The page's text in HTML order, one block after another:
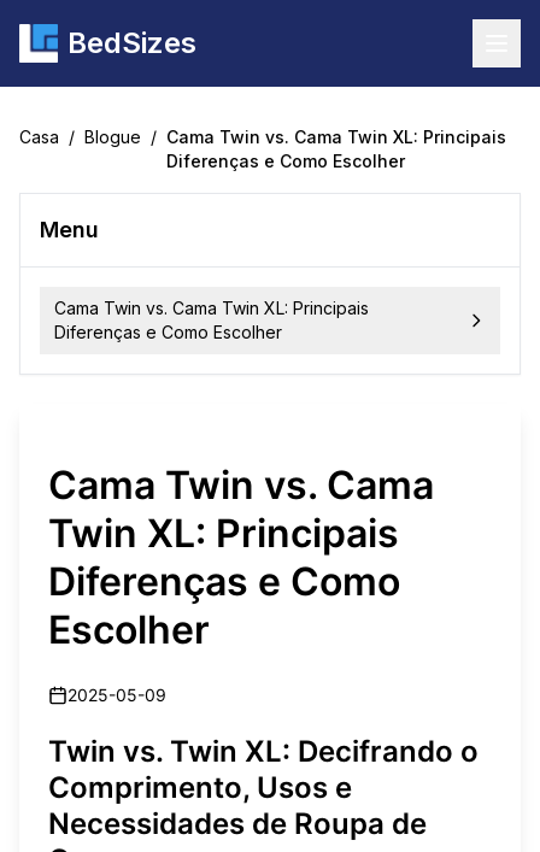
BedSizes
Casa / Blogue / Cama Twin vs. Cama Twin XL: Principais
Diferenças e Como Escolher
Menu
Cama Twin vs. Cama Twin XL: Principais
Diferenças e Como Escolher
Cama Twin vs. Cama
Twin XL: Principais
Diferenças e Como
Escolher
2025-05-09
Twin vs. Twin XL: Decifrando o
Comprimento, Usos e
Necessidades de Roupa de